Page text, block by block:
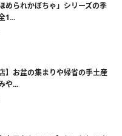
められかぼちゃ」シリーズの季
1...
】お盆の集まりや帰省の手土産
や...